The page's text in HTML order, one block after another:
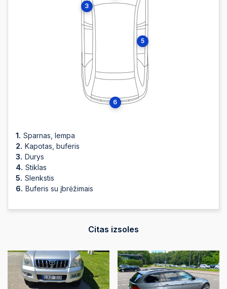
3
5
6
Sparnas, lempa
Kapotas, buferis
Durys
Stiklas
Slenkstis
Buferis su įbrėžimais
Citas izsoles